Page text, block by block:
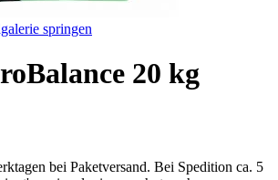
springen
20 kg
bei Paketversand. Bei Spedition ca. 5